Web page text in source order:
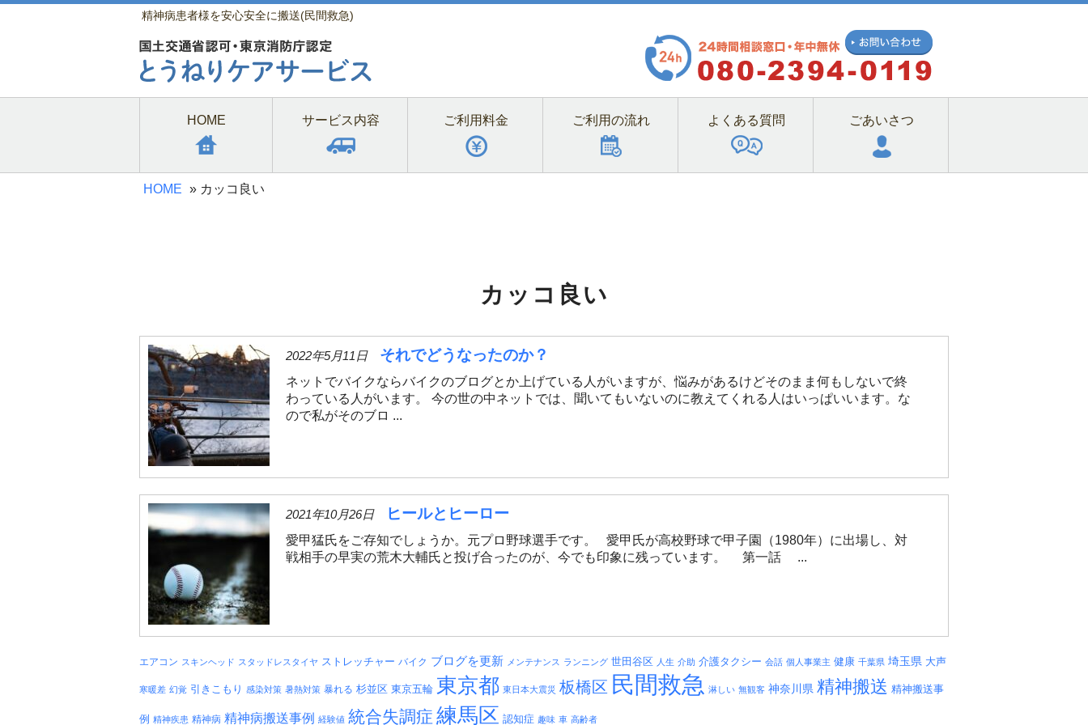
精神病患者様を安心安全に搬送(民間救急)
HOME サービス内容 ご利用料金 ご利用の流れ よくある質問 ごあいさつ
HOME » カッコ良い
カッコ良い
2022年5月11日 それでどうなったのか？
ネットでバイクならバイクのブログとか上げている人がいますが、悩みがあるけどそのまま何もしないで終
わっている人がいます。 今の世の中ネットでは、聞いてもいないのに教えてくれる人はいっぱいいます。な
ので私がそのブロ ...
2021年10月26日 ヒールとヒーロー
愛甲猛氏をご存知でしょうか。元プロ野球選手です。 愛甲氏が高校野球で甲子園（1980年）に出場し、対
戦相手の早実の荒木大輔氏と投げ合ったのが、今でも印象に残っています。 第一話 ...
エアコン スキンヘッド スタッドレスタイヤ ストレッチャー バイク ブログを更新 メンテナンス ランニング 世田谷区 人生 介助 介護タクシー 会話 個人事業主 健康 千葉県 埼玉県 大声
寒暖差 幻覚 引きこもり 感染対策 暑熱対策 暴れる 杉並区 東京五輪 東京都 東日本大震災 板橋区 民間救急 淋しい 無観客 神奈川県 精神搬送 精神搬送事
例 精神疾患 精神病 精神病搬送事例 経験値 統合失調症 練馬区 認知症 趣味 車 高齢者